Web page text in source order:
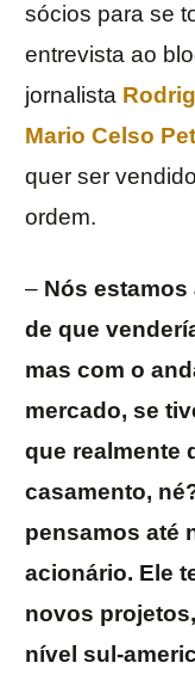
sócios para se
entrevista ao
jornalista
Mario Celso
quer ser
ordem.
– Nós estamos
de que
mas com o
mercado, se
que realmente
casamento,
pensamos até
acionário. Ele
novos
nível sul-